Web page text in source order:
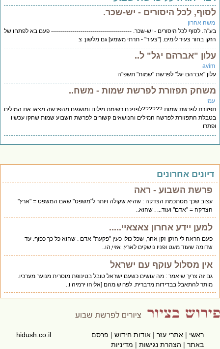
לכל היסורים - יש-שכר.
אהרון
לסוף לכל היסורים - יש-שכר. ----------------------------------------- פעם בא לפתחו של
בחור צעיר לימים. ["צעיר" - תרתי משמע] גם מלשון: צ
"אברהם יגל" ל..
"אברהם יגל" לפרשת "שמות" תשפ"ה
תפזורת לפרשת שמות - משח..
לפרשת שמות ??????לפניכם רשימת מילים ומושגים מהפרשה מצאו את המילים
התפזורת לפרשה המילים והנושאים קשורים לפרשת השבוע שמות שחקו עכשיו
אחרונים
פרשת השבוע - ראה
עצוב שכך מסתכמת הצדקה : שהיא שקולה ויותר ל"משפט" שאם המשפט = "ארץ"
הצדקה = "אדם" ועוד... . שהוא..
למען יידע אחרון צאצאיי.....
פעם הראה לי הזקן זקן אחר, שכל כולו כעין "פקעת" אדם . שהוא כל כך כפוף. עד
שדומה שעוד מעט ופניו נושקים לארץ. אזיי,הו..
אין מסלול עוקף עם ישראל
גם זה צריך שיאמר : מה עושים כשעם ישראל טובל בטינופת מוסרית מנוער מערכיו.
מותר להתאבל בבדידות מדברית. לפרוש מהם [אליהו ירמיה ו..
ראשי|אתרי עזר|אודות חידוש|פרסם
באתר|הצהרת נגישות|מדיניות
hidush.co.il